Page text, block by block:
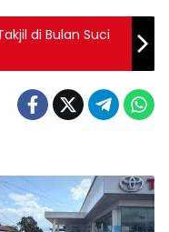
di Bulan Suci